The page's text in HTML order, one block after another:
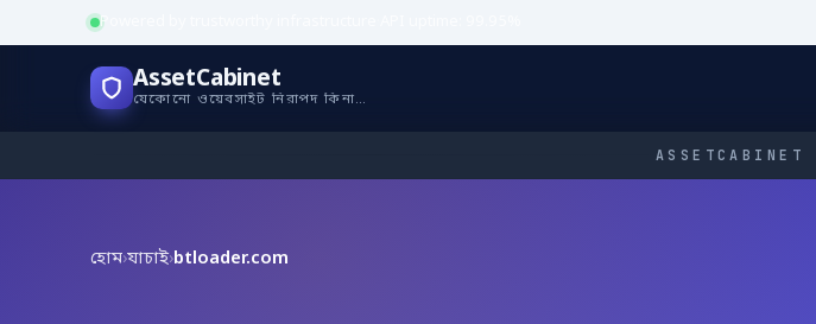
Powered by trustworthy infrastructure
AssetCabinet
যেকোনো ওয়েবসাইট নিরাপদ কিনা যাচাই করুন
হোম›যাচাই›btloader.com